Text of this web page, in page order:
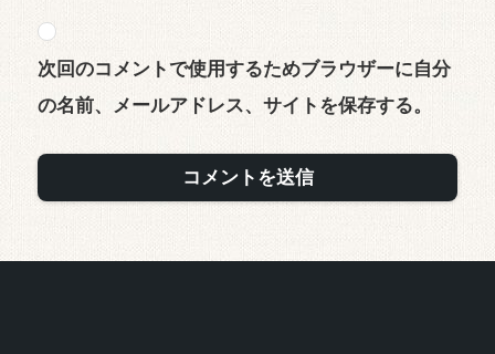
次回のコメントで使用するためブラウザーに自分
の名前、メールアドレス、サイトを保存する。